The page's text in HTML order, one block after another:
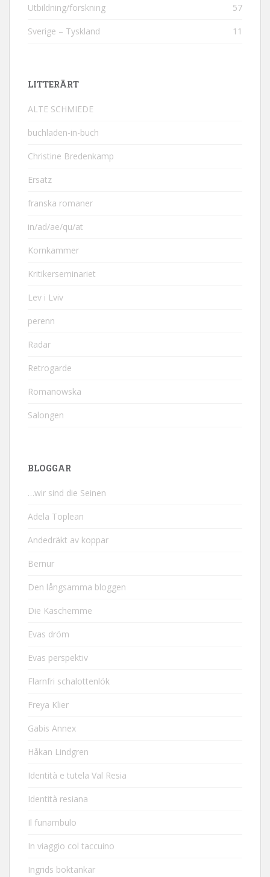
Utbildning/forskning 57
Sverige – Tyskland 11
LITTERÄRT
ALTE SCHMIEDE
buchladen-in-buch
Christine Bredenkamp
Ersatz
franska romaner
in/ad/ae/qu/at
Kornkammer
Kritikerseminariet
Lev i Lviv
perenn
Radar
Retrogarde
Romanowska
Salongen
BLOGGAR
…wir sind die Seinen
Adela Toplean
Andedräkt av koppar
Bernur
Den långsamma bloggen
Die Kaschemme
Evas dröm
Evas perspektiv
Flarnfri schalottenlök
Freya Klier
Gabis Annex
Håkan Lindgren
Identità e tutela Val Resia
Identità resiana
Il funambulo
In viaggio col taccuino
Ingrids boktankar